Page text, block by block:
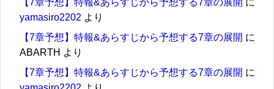
yamasiro2202 より
【7章予想】特報&あらすじから予想する7章の展開 に
ABARTH より
【7章予想】特報&あらすじから予想する7章の展開 に